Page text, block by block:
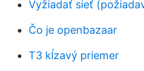
Vyžiadať sieť
Čo je openbazaar
T3 kĺzavý priemer